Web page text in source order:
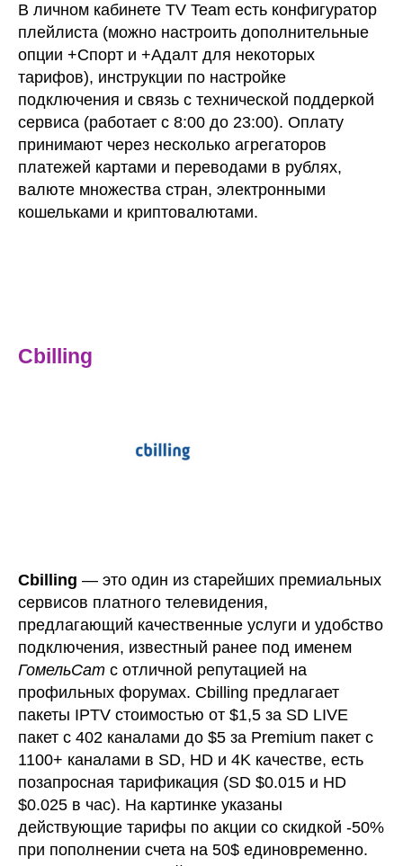
В личном кабинете TV Team есть конфигуратор
плейлиста (можно настроить дополнительные
опции +Спорт и +Адалт для некоторых
тарифов), инструкции по настройке
подключения и связь с технической поддеркой
сервиса (работает с 8:00 до 23:00). Оплату
принимают через несколько агрегаторов
платежей картами и переводами в рублях,
валюте множества стран, электронными
кошельками и криптовалютами.
Cbilling
Cbilling — это один из старейших премиальных
сервисов платного телевидения,
предлагающий качественные услуги и удобство
подключения, известный ранее под именем
ГомельСат с отличной репутацией на
профильных форумах. Cbilling предлагает
пакеты IPTV стоимостью от $1,5 за SD LIVE
пакет с 402 каналами до $5 за Premium пакет с
1100+ каналами в SD, HD и 4K качестве, есть
позапросная тарификация (SD $0.015 и HD
$0.025 в час). На картинке указаны
действующие тарифы по акции со скидкой -50%
при пополнении счета на 50$ единовременно.